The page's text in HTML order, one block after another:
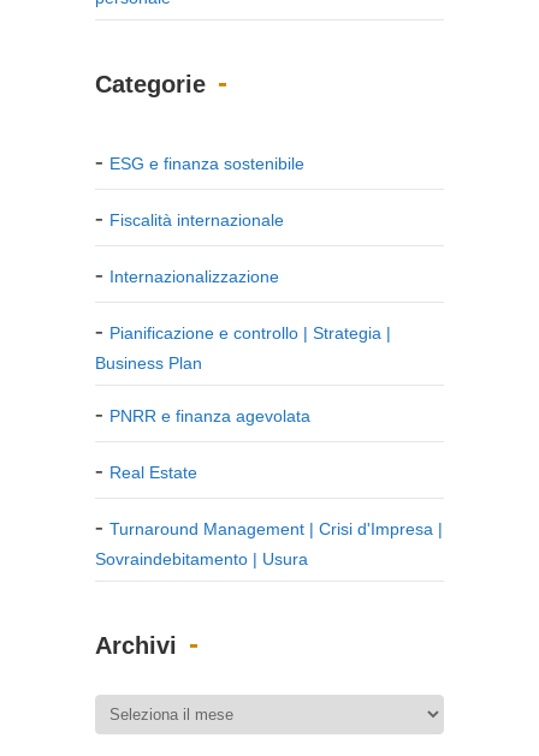
Categorie
ESG e finanza sostenibile
Fiscalità internazionale
Internazionalizzazione
Pianificazione e controllo | Strategia |
Business Plan
PNRR e finanza agevolata
Real Estate
Turnaround Management | Crisi d'Impresa |
Sovraindebitamento | Usura
Archivi